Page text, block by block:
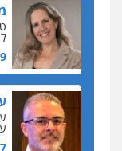
החשוד ברצח
ושתק
בבית המשפט
מרמלה, לא
יחסי עו"ד
עורכת דין
השרון